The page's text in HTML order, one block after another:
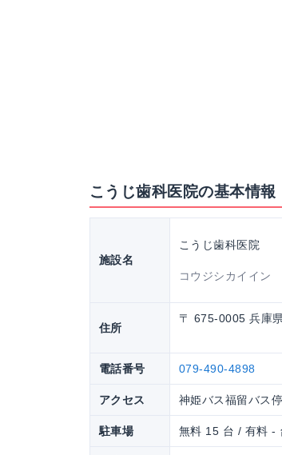
こうじ歯科医院の基本情報
施設名
こうじ歯科医院
コウジシカイイン
住所
〒 675-0005 兵庫
電話番号 079-490-4898
アクセス 神姫バス福留バス
駐車場 無料 15 台 / 有料 -